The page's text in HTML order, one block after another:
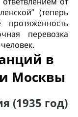
(теперь
перевозка
в
Москвы
(1935 год)